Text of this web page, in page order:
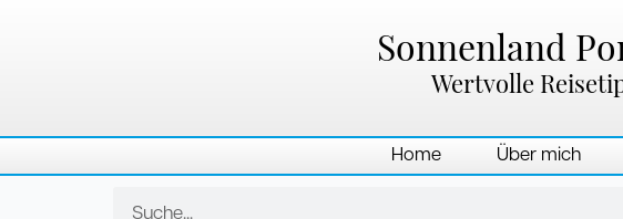
Sonnenland
Wertvolle
Home Über mich